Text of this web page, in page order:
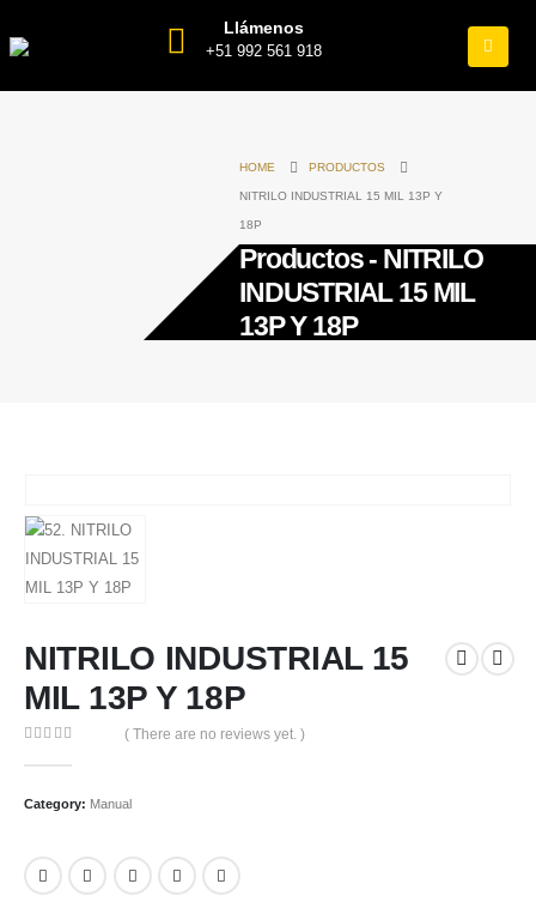
Llámenos
+51 992 561 918
HOME PRODUCTOS
NITRILO INDUSTRIAL 15 MIL 13P Y
18P
Productos - NITRILO
INDUSTRIAL 15 MIL
13P Y 18P
NITRILO INDUSTRIAL 15
MIL 13P Y 18P
( There are no reviews yet. )
Category: Manual